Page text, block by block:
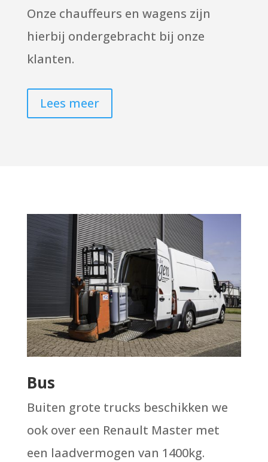
Onze chauffeurs en wagens zijn
hierbij ondergebracht bij onze
klanten.
Lees meer
Bus
Buiten grote trucks beschikken we
ook over een Renault Master met
een laadvermogen van 1400kg.